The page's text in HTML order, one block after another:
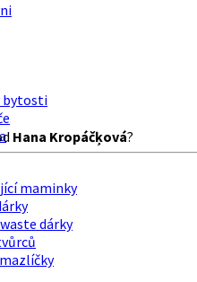
bytosti
maminky
dárky
Hana Kropáčķová?